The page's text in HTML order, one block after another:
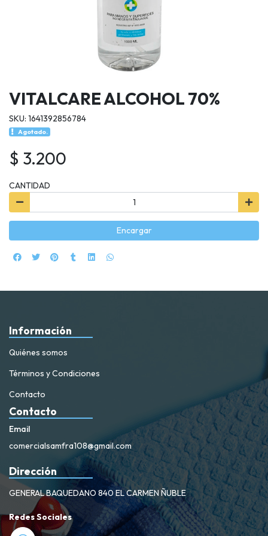
VITALCARE ALCOHOL 70%
SKU: 1641392856784
Agotado.
$ 3.200
CANTIDAD
Encargar
Información
Quiénes somos
Términos y Condiciones
Contacto
Contacto
Email
comercialsamfra108@gmail.com
Dirección
GENERAL BAQUEDANO 840 EL CARMEN ÑUBLE
Redes Sociales